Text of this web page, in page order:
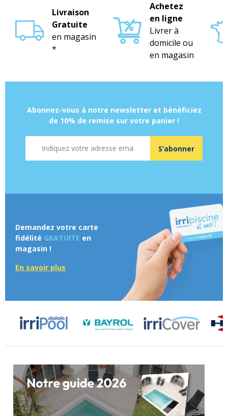
Livraison
Gratuite
en magasin
*
Achetez
en ligne
Livrer à
domicile ou
en magasin
Abonnez-vous à notre newsletter et bénéficiez
de 10% de remise sur votre panier !
S’abonner
Demandez votre carte
fidélité GRATUITE en
magasin !
En savoir plus